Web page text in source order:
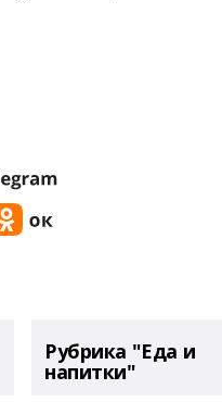
Рубрика "Еда и
напитки"